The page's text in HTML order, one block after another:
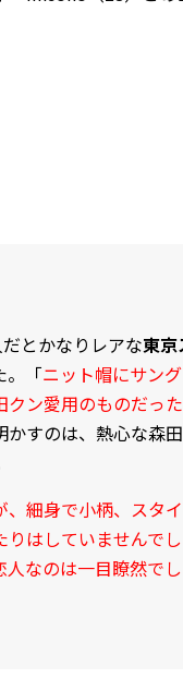
とかなりレアな東京
。「ニット帽にサン
ン愛用のものだった
かすのは、熱心な森
細身で小柄、スタ
はしていませんでし
なのは一目瞭然で